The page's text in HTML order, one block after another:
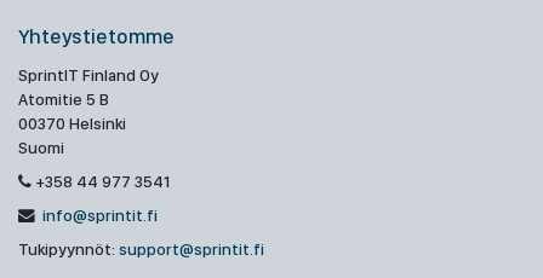
Yhteystietomme
SprintIT Finland Oy
Atomitie 5 B
00370 Helsinki
Suomi
+358 44 977 3541
info@sprintit.fi
Tukipyynnöt: support@sprintit.fi